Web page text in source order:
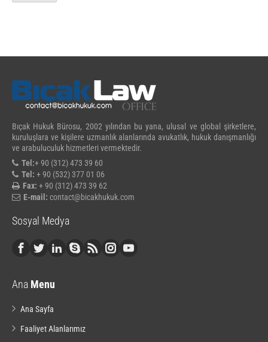
Bıçak Hukuk Bürosu, 2002 yılından bu yana, ulusal ve global şirketlere,
kuruluşlara ve kişilere uzmanlık alanlarında avukatlık, hukuk danışmanlığı
ve arabuluculuk hizmetleri vermektedir.
Tel:+ 90 (312) 473 39 60
Tel: + 90 (532) 377 01 06
Fax: + 90 (312) 473 39 62
E-mail: contact@bicakhukuk.com
Sosyal Medya
Ana Menu
Ana Sayfa
Faaliyet Alanlarımız